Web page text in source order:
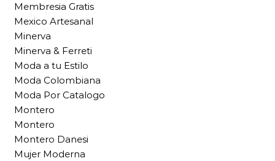
Membresia Gratis
Mexico Artesanal
Minerva
Minerva & Ferreti
Moda a tu Estilo
Moda Colombiana
Moda Por Catalogo
Montero
Montero
Montero Danesi
Mujer Moderna